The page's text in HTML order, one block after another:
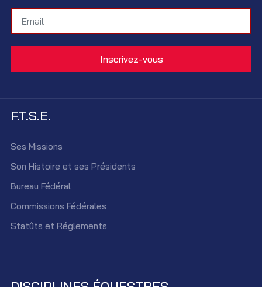
F.T.S.E.
Ses Missions
Son Histoire et ses Présidents
Bureau Fédéral
Commissions Fédérales
Statûts et Réglements